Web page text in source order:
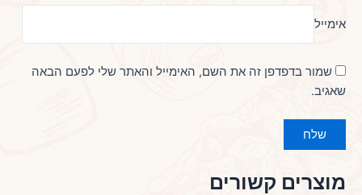
אימייל
שמור בדפדפן זה את השם, האימייל והאתר שלי לפעם הבאה
שאגיב.
מוצרים קשורים